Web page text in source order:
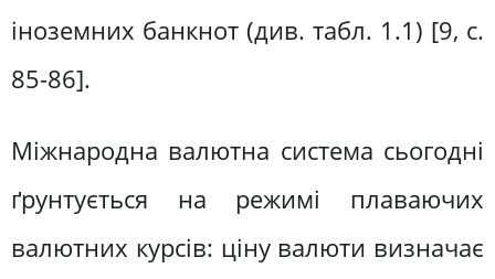
іноземних банкнот (див. табл. 1.1) [9, c.
85-86].
Міжнародна валютна система сьогодні
ґрунтується на режимі плаваючих
валютних курсів: ціну валюти визначає